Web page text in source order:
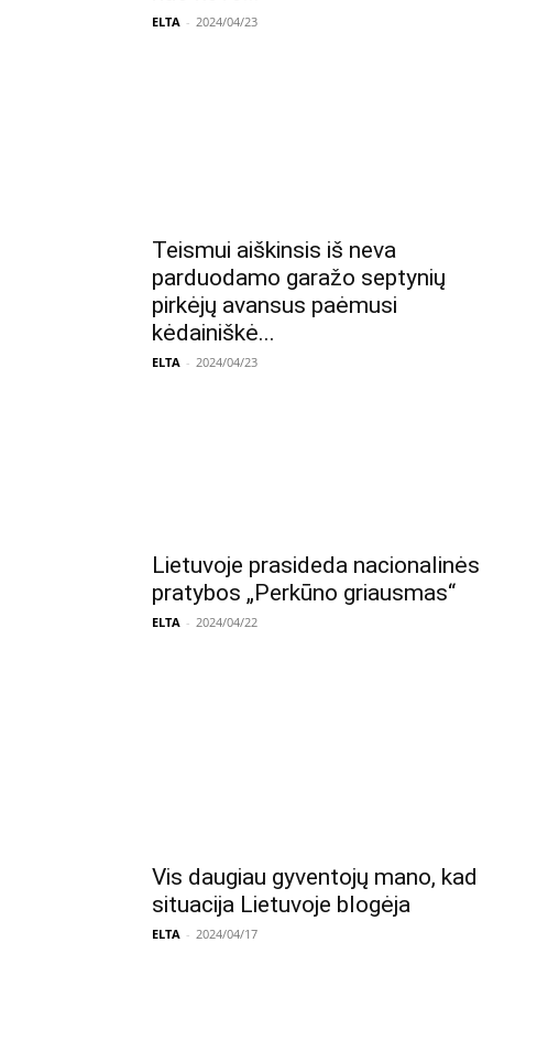
ELTA - 2024/04/23
Teismui aiškinsis iš neva
parduodamo garažo septynių
pirkėjų avansus paėmusi
kėdainiškė...
ELTA - 2024/04/23
Lietuvoje prasideda nacionalinės
pratybos „Perkūno griausmas“
ELTA - 2024/04/22
Vis daugiau gyventojų mano, kad
situacija Lietuvoje blogėja
ELTA - 2024/04/17